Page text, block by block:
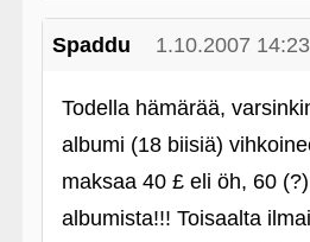
Spaddu 1.10.2007 14:23
Todella hämärää,
albumi (18 biisiä)
maksaa 40 £ eli öh, 60
albumista!!! Toisaalta